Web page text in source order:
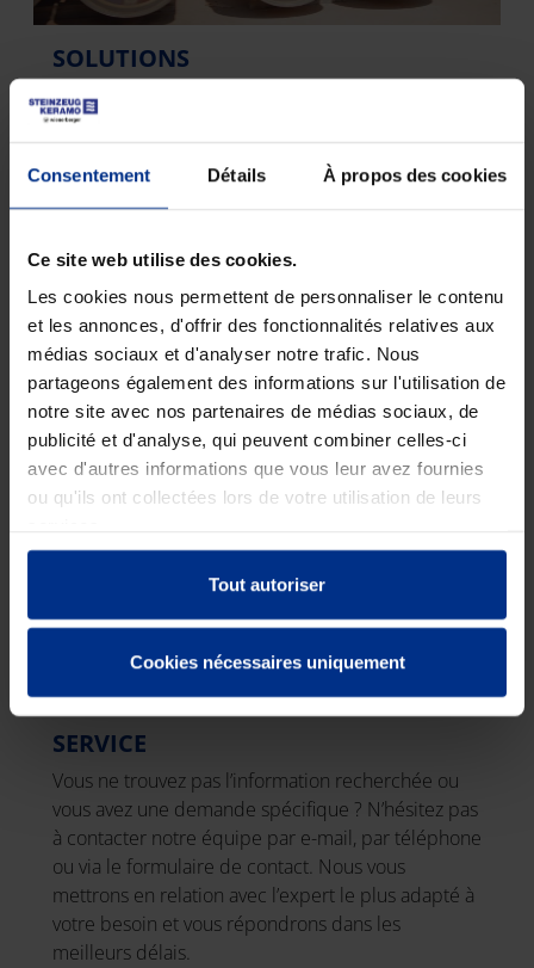
Consentement Détails À propos des cookies
Ce site web utilise des cookies.
Les cookies nous permettent de personnaliser le contenu
et les annonces, d'offrir des fonctionnalités relatives aux
médias sociaux et d'analyser notre trafic. Nous
partageons également des informations sur l'utilisation de
notre site avec nos partenaires de médias sociaux, de
publicité et d'analyse, qui peuvent combiner celles-ci
avec d'autres informations que vous leur avez fournies
ou qu'ils ont collectées lors de votre utilisation de leurs
Tout autoriser
Cookies nécessaires uniquement
SOLUTIONS
Les réseaux d’eaux usées jouent un rôle essentiel
dans la préservation de communautés saines. Ils
vers les stations d’épuration, contribuant ainsi à la
protection de la santé publique et de
confiance, nous vous accompagnons dans la
planification et la mise en œuvre de solutions
fiables et adaptées à chaque projet.
SERVICE
Vous ne trouvez pas l’information recherchée ou
vous avez une demande spécifique ? N’hésitez pas
à contacter notre équipe par e-mail, par téléphone
ou via le formulaire de contact. Nous vous
mettrons en relation avec l’expert le plus adapté à
votre besoin et vous répondrons dans les
meilleurs délais.